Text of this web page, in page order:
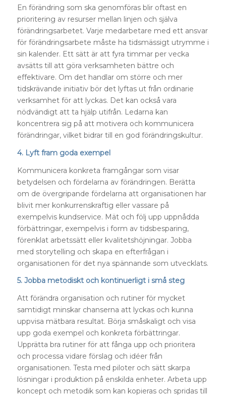
En förändring som ska genomföras blir oftast en
prioritering av resurser mellan linjen och själva
förändringsarbetet. Varje medarbetare med ett ansvar
för förändringsarbete måste ha tidsmässigt utrymme i
sin kalender. Ett sätt är att fyra timmar per vecka
avsätts till att göra verksamheten bättre och
effektivare. Om det handlar om större och mer
tidskrävande initiativ bör det lyftas ut från ordinarie
verksamhet för att lyckas. Det kan också vara
nödvändigt att ta hjälp utifrån. Ledarna kan
koncentrera sig på att motivera och kommunicera
förändringar, vilket bidrar till en god förändringskultur.
4. Lyft fram goda exempel
Kommunicera konkreta framgångar som visar
betydelsen och fördelarna av förändringen. Berätta
om de övergripande fördelarna att organisationen har
blivit mer konkurrenskraftig eller vassare på
exempelvis kundservice. Mät och följ upp uppnådda
förbättringar, exempelvis i form av tidsbesparing,
förenklat arbetssätt eller kvalitetshöjningar. Jobba
med storytelling och skapa en efterfrågan i
organisationen för det nya spännande som utvecklats.
5. Jobba metodiskt och kontinuerligt i små steg
Att förändra organisation och rutiner för mycket
samtidigt minskar chanserna att lyckas och kunna
uppvisa mätbara resultat. Börja småskaligt och visa
upp goda exempel och konkreta förbättringar.
Upprätta bra rutiner för att fånga upp och prioritera
och processa vidare förslag och idéer från
organisationen. Testa med piloter och sätt skarpa
lösningar i produktion på enskilda enheter. Arbeta upp
koncept och metodik som kan kopieras och spridas till